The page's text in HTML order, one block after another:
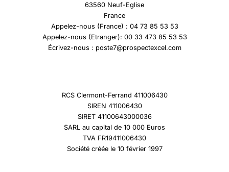
63560 Neuf-Eglise
France
Appelez-nous (France) : 04 73 85 53 53
Appelez-nous (Etranger): 00 33 473 85 53 53
Écrivez-nous : poste7@prospectexcel.com
RCS Clermont-Ferrand 411006430
SIREN 411006430
SIRET 41100643000036
SARL au capital de 10 000 Euros
TVA FR19411006430
Société créée le 10 février 1997